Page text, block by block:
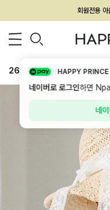
회원전용
멤버
26SS 신상 BEST
HAPPY PRINCE
네이버로 로그인하면
네